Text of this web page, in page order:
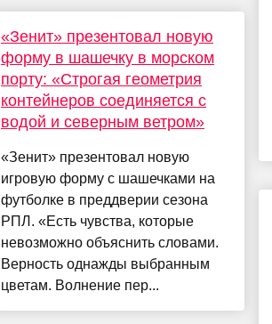
«Зенит» презентовал новую
форму в шашечку в морском
порту: «Строгая геометрия
контейнеров соединяется с
водой и северным ветром»
«Зенит» презентовал новую
игровую форму с шашечками на
футболке в преддверии сезона
РПЛ. «Есть чувства, которые
невозможно объяснить словами.
Верность однажды выбранным
цветам. Волнение пер...